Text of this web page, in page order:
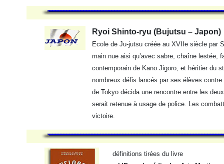
Ryoi Shinto-ryu (Bujutsu – Japon)
Ecole de Ju-jutsu créée au XVIIe siècle par
main nue aisi qu’avec sabre, chaîne
contemporain de Kano Jigoro, et héritier du
nombreux défis lancés par ses élèves
de Tokyo décida une rencontre entre les
serait retenue à usage de police. Les
victoire.
définitions tirées du livre